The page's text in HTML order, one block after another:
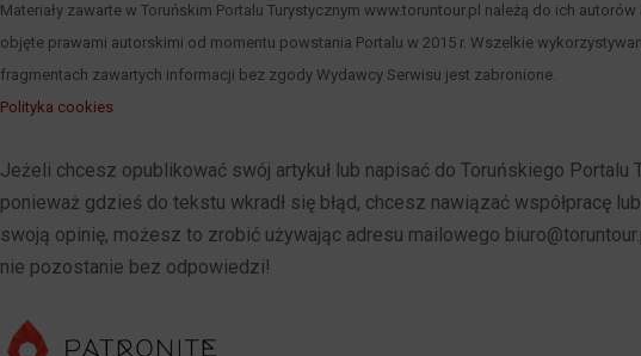
Materiały zawarte w Toruńskim Portalu Turystycznym www.toruntour.pl należą do ich
objęte prawami autorskimi od momentu powstania Portalu w 2015 r. Wszelkie
fragmentach zawartych informacji bez zgody Wydawcy Serwisu jest zabronione.
Polityka cookies
Jeżeli chcesz opublikować swój artykuł lub napisać do Toruńskiego Portalu
ponieważ gdzieś do tekstu wkradł się błąd, chcesz nawiązać współpracę
swoją opinię, możesz to zrobić używając adresu mailowego
nie pozostanie bez odpowiedzi!